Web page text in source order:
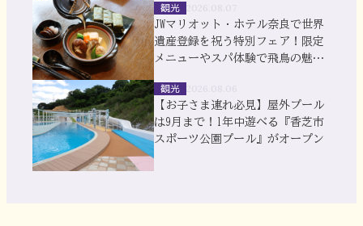
観光
JWマリオット・ホテル奈良で世界
遺産登録を祝う特別フェア！限定
メニューやスパ体験で飛鳥の魅力
観光
【お子さま連れ必見】屋外プール
は9月まで！1年中遊べる『香芝市
スポーツ公園プール』がオープン